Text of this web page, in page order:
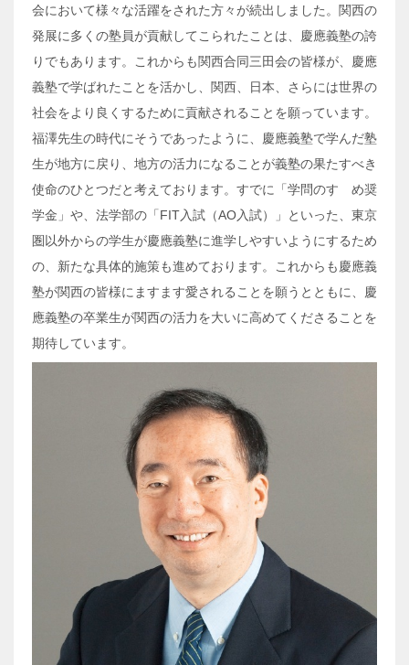
会において様々な活躍をされた方々が続出しました。関西の
発展に多くの塾員が貢献してこられたことは、慶應義塾の誇
りでもあります。これからも関西合同三田会の皆様が、慶應
義塾で学ばれたことを活かし、関西、日本、さらには世界の
社会をより良くするために貢献されることを願っています。
福澤先生の時代にそうであったように、慶應義塾で学んだ塾
生が地方に戻り、地方の活力になることが義塾の果たすべき
使命のひとつだと考えております。すでに「学問のすゝめ奨
学金」や、法学部の「FIT入試（AO入試）」といった、東京
圏以外からの学生が慶應義塾に進学しやすいようにするため
の、新たな具体的施策も進めております。これからも慶應義
塾が関西の皆様にますます愛されることを願うとともに、慶
應義塾の卒業生が関西の活力を大いに高めてくださることを
期待しています。